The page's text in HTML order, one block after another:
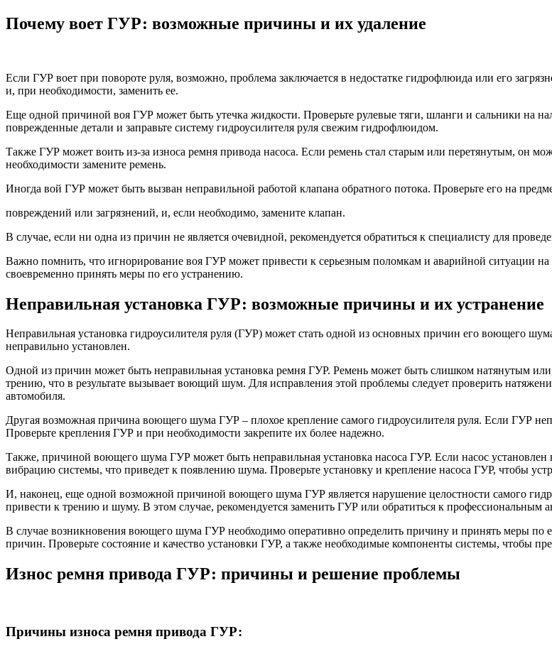
Почему воет ГУР: возможные причины и их удаление
Если ГУР воет при повороте руля, возможно, проблема заключается в недостатке гидрофлюида или его
и, при необходимости, заменить ее.
Еще одной причиной воя ГУР может быть утечка жидкости. Проверьте рулевые тяги, шланги и сальники на
поврежденные детали и заправьте систему гидроусилителя руля свежим гидрофлюидом.
Также ГУР может воить из-за износа ремня привода насоса. Если ремень стал старым или перетянутым, он
необходимости замените ремень.
Иногда вой ГУР может быть вызван неправильной работой клапана обратного потока. Проверьте его на
повреждений или загрязнений, и, если необходимо, замените клапан.
В случае, если ни одна из причин не является очевидной, рекомендуется обратиться к специалисту для
Важно помнить, что игнорирование воя ГУР может привести к серьезным поломкам и аварийной ситуации
своевременно принять меры по его устранению.
Неправильная установка ГУР: возможные причины и их устранение
Неправильная установка гидроусилителя руля (ГУР) может стать одной из основных причин его воющего
неправильно установлен.
Одной из причин может быть неправильная установка ремня ГУР. Ремень может быть слишком натянутым
трению, что в результате вызывает воющий шум. Для исправления этой проблемы следует проверить
автомобиля.
Другая возможная причина воющего шума ГУР – плохое крепление самого гидроусилителя руля. Если ГУР
Проверьте крепления ГУР и при необходимости закрепите их более надежно.
Также, причиной воющего шума ГУР может быть неправильная установка насоса ГУР. Если насос установлен
вибрацию системы, что приведет к появлению шума. Проверьте установку и крепление насоса ГУР, чтобы
И, наконец, еще одной возможной причиной воющего шума ГУР является нарушение целостности самого
привести к трению и шуму. В этом случае, рекомендуется заменить ГУР или обратиться к профессиональным
В случае возникновения воющего шума ГУР необходимо оперативно определить причину и принять меры по
причин. Проверьте состояние и качество установки ГУР, а также необходимые компоненты системы, чтобы
Износ ремня привода ГУР: причины и решение проблемы
Причины износа ремня привода ГУР: